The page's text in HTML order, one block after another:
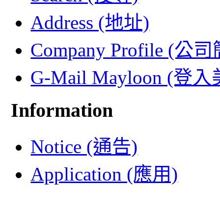
Address (地址)
Company Profile (公司
G-Mail Mayloon (登入
Information
Notice (通告)
Application (應用)